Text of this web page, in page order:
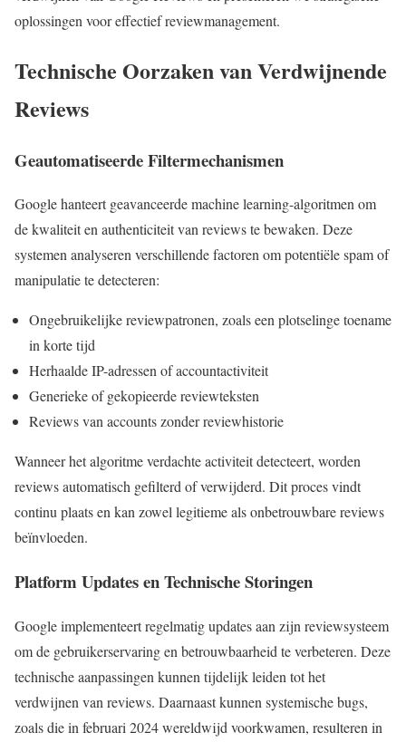
oplossingen voor effectief reviewmanagement.
Technische Oorzaken van Verdwijnende
Reviews
Geautomatiseerde Filtermechanismen
Google hanteert geavanceerde machine learning-algoritmen om
de kwaliteit en authenticiteit van reviews te bewaken. Deze
systemen analyseren verschillende factoren om potentiële spam of
manipulatie te detecteren:
Ongebruikelijke reviewpatronen, zoals een plotselinge toename
in korte tijd
Herhaalde IP-adressen of accountactiviteit
Generieke of gekopieerde reviewteksten
Reviews van accounts zonder reviewhistorie
Wanneer het algoritme verdachte activiteit detecteert, worden
reviews automatisch gefilterd of verwijderd. Dit proces vindt
continu plaats en kan zowel legitieme als onbetrouwbare reviews
beïnvloeden.
Platform Updates en Technische Storingen
Google implementeert regelmatig updates aan zijn reviewsysteem
om de gebruikerservaring en betrouwbaarheid te verbeteren. Deze
technische aanpassingen kunnen tijdelijk leiden tot het
verdwijnen van reviews. Daarnaast kunnen systemische bugs,
zoals die in februari 2024 wereldwijd voorkwamen, resulteren in